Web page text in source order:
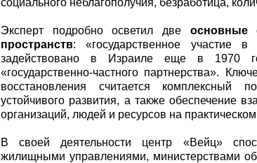
социального неблагополучия, безработица,
Эксперт подробно осветил две основные
пространств: «государственное участие
задействовано в Израиле еще в 1970
«государственно-частного партнерства».
восстановления считается комплексный
устойчивого развития, а также обеспечение
организаций, людей и ресурсов на
В своей деятельности центр «Вейц»
жилищными управлениями, министерствами